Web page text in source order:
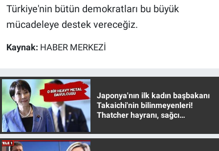
Türkiye'nin bütün demokratları bu büyük
mücadeleye destek vereceğiz.
Kaynak: HABER MERKEZİ
Japonya'nın ilk kadın başbakanı
Takaichi'nin bilinmeyenleri!
Thatcher hayranı, sağcı